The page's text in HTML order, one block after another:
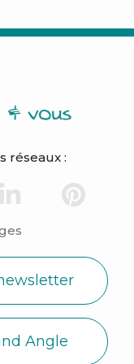
réseaux :
Angle